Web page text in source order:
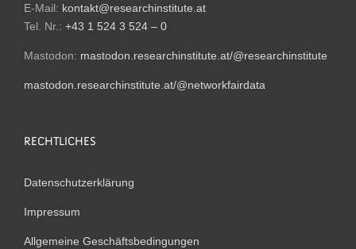
E-Mail: kontakt@researchinstitute.at
Tel. Nr.: +43 1 524 3 524 – 0
Mastodon: mastodon.researchinstitute.at/@researchinstitute
mastodon.researchinstitute.at/@networkfairdata
RECHTLICHES
Datenschutzerklärung
Impressum
Allgemeine Geschäftsbedingungen